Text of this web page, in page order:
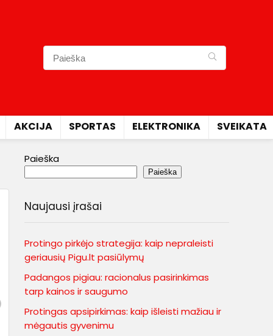
AKCIJA SPORTAS ELEKTRONIKA SVEIKATA
Paieška
Paieška
Naujausi įrašai
Protingo pirkėjo strategija: kaip nepraleisti
geriausių Pigu.lt pasiūlymų
Padangos pigiau: racionalus pasirinkimas
tarp kainos ir saugumo
Protingas apsipirkimas: kaip išleisti mažiau ir
mėgautis gyvenimu